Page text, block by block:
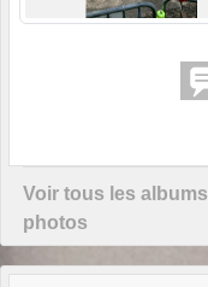
Voir tous les albums
photos